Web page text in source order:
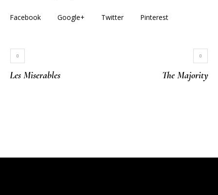
Facebook Google+ Twitter Pinterest
Les Miserables The Majority